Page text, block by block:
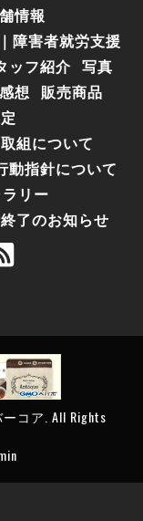
情報
障害者就労支援
ッフ紹介 写真
想
販売商品
組について
動指針について
リー
了のお知らせ
コア . All Rights